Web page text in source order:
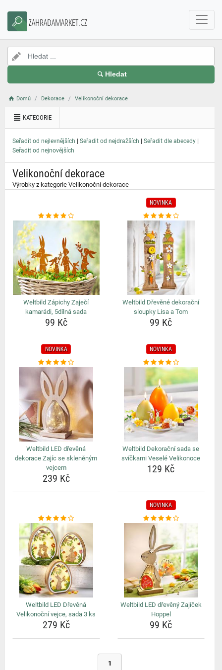
ZAHRADAMARKET.CZ
Hledat
Domů Dekorace Velikonoční dekorace
KATEGORIE
Seřadit od nejlevnějších | Seřadit od nejdražších | Seřadit dle abecedy |
Seřadit od nejnovějších
Velikonoční dekorace
Výrobky z kategorie Velikonoční dekorace
Weltbild Zápichy Zaječí
kamarádi, 5dílná sada
99 Kč
NOVINKA
Weltbild Dřevěné dekorační
sloupky Lisa a Tom
99 Kč
NOVINKA
Weltbild LED dřevěná
dekorace Zajíc se skleněným
vejcem
239 Kč
NOVINKA
Weltbild Dekorační sada se
svíčkami Veselé Velikonoce
129 Kč
Weltbild LED Dřevěná
Velikonoční vejce, sada 3 ks
279 Kč
NOVINKA
Weltbild LED dřevěný Zajíček
Hoppel
99 Kč
1